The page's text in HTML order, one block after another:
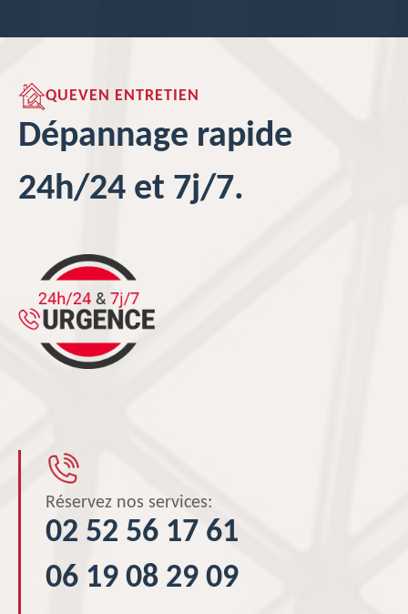
QUEVEN ENTRETIEN
Dépannage rapide
24h/24 et 7j/7.
Réservez nos services:
02 52 56 17 61
06 19 08 29 09